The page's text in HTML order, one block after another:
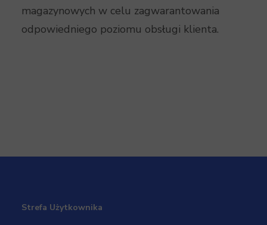
magazynowych w celu zagwarantowania
odpowiedniego poziomu obsługi klienta.
Strefa Użytkownika